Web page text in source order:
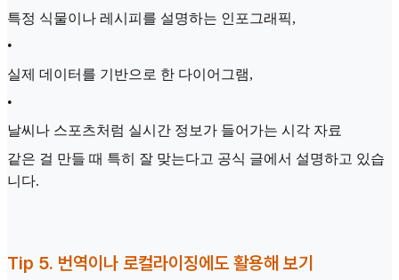
특정 식물이나 레시피를 설명하는 인포그래픽,
•
실제 데이터를 기반으로 한 다이어그램,
•
날씨나 스포츠처럼 실시간 정보가 들어가는 시각 자료
같은 걸 만들 때 특히 잘 맞는다고 공식 글에서 설명하고 있습
니다.
Tip 5. 번역이나 로컬라이징에도 활용해 보기